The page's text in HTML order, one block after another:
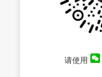
请使用